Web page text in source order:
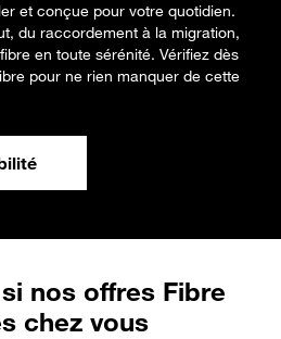
et conçue pour votre quotidien.
du raccordement à la migration,
en toute sérénité. Vérifiez dès
pour ne rien manquer de cette
nos offres Fibre
chez vous